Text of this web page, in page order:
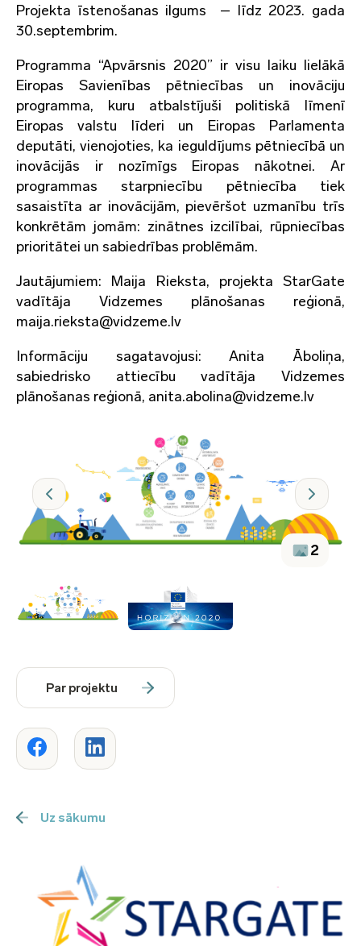
Projekta īstenošanas ilgums – līdz 2023. gada
30.septembrim.
Programma “Apvārsnis 2020” ir visu laiku lielākā
Eiropas Savienības pētniecības un inovāciju
programma, kuru atbalstījuši politiskā līmenī
Eiropas valstu līderi un Eiropas Parlamenta
deputāti, vienojoties, ka ieguldījums pētniecībā un
inovācijās ir nozīmīgs Eiropas nākotnei. Ar
programmas starpniecību pētniecība tiek
sasaistīta ar inovācijām, pievēršot uzmanību trīs
konkrētām jomām: zinātnes izcilībai, rūpniecības
prioritātei un sabiedrības problēmām.
Jautājumiem: Maija Rieksta, projekta StarGate
vadītāja Vidzemes plānošanas reģionā,
maija.rieksta@vidzeme.lv
Informāciju sagatavojusi: Anita Āboliņa,
sabiedrisko attiecību vadītāja Vidzemes
plānošanas reģionā, anita.abolina@vidzeme.lv
2
Par projektu
Uz sākumu